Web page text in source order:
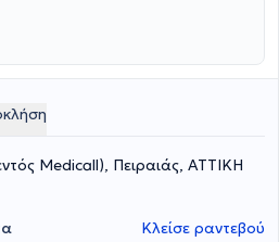
Medicall), Πειραιάς, ΑΤΤΙΚΗ
Κλείσε ραντεβού